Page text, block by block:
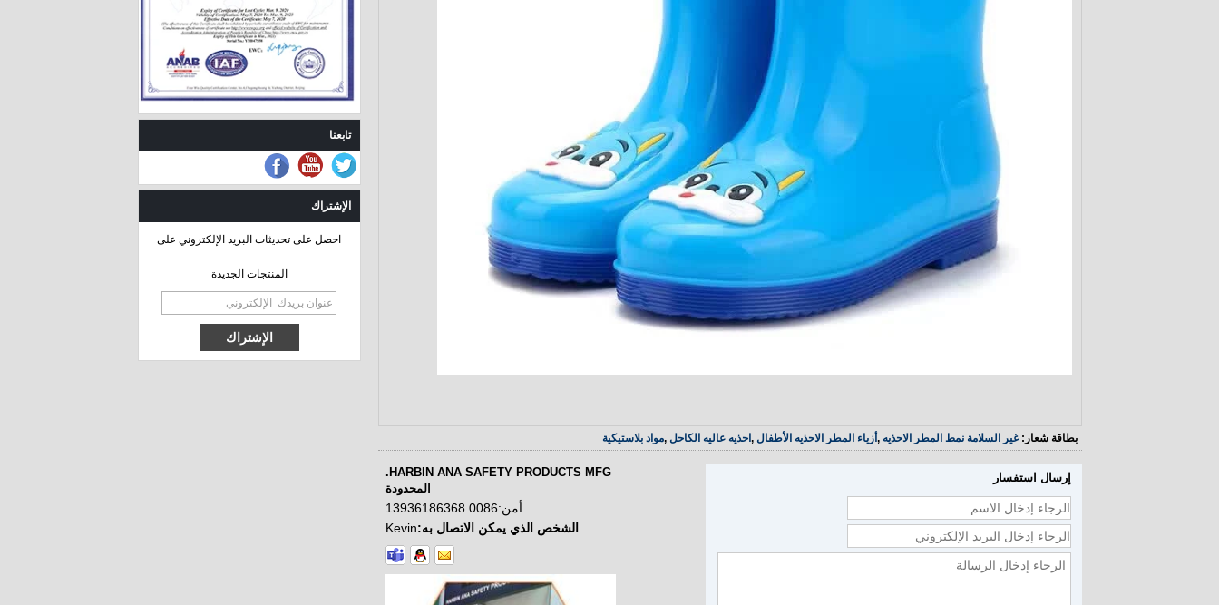
666-1 أنيق أحذية المطر
الكاحل للأطفال
666-3 ماء بنات pvc
666 أحذية الأطفال
البلاستيكية لطيف
الكاحل
تابعنا
الإشتراك
احصل على تحديثات البريد الإلكتروني على
المنتجات الجديدة
بطاقة شعار: غير السلامة نمط المطر الاحذيه , أزياء المطر الاحذيه الأطفال , احذيه عاليه الكاحل ,مواد بلاستيكية
HARBIN ANA SAFETY PRODUCTS MFG.
المحدودة
أمن:0086 13936186368
الشخص الذي يمكن الاتصال به:Kevin
إرسال استفسار